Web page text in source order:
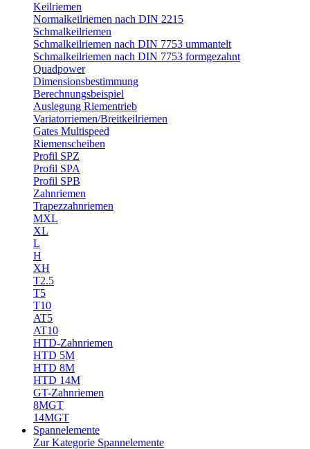
Keilriemen
Normalkeilriemen nach DIN 2215
Schmalkeilriemen
Schmalkeilriemen nach DIN 7753 ummantelt
Schmalkeilriemen nach DIN 7753 formgezahnt
Quadpower
Dimensionsbestimmung
Berechnungsbeispiel
Auslegung Riementrieb
Variatorriemen/Breitkeilriemen
Gates Multispeed
Riemenscheiben
Profil SPZ
Profil SPA
Profil SPB
Zahnriemen
Trapezzahnriemen
MXL
XL
L
H
XH
T2.5
T5
T10
AT5
AT10
HTD-Zahnriemen
HTD 5M
HTD 8M
HTD 14M
GT-Zahnriemen
8MGT
14MGT
Spannelemente
Zur Kategorie Spannelemente